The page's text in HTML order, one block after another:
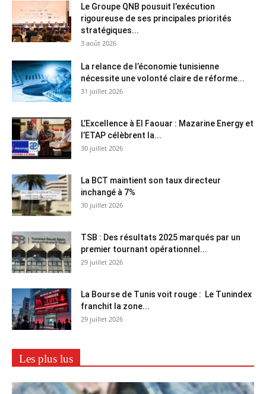
Le Groupe QNB pousuit l’exécution
rigoureuse de ses principales priorités
stratégiques...
3 août 2026
La relance de l’économie tunisienne
nécessite une volonté claire de réforme...
31 juillet 2026
L’Excellence à El Faouar : Mazarine Energy et
l’ETAP célèbrent la...
30 juillet 2026
La BCT maintient son taux directeur
inchangé à 7%
30 juillet 2026
TSB : Des résultats 2025 marqués par un
premier tournant opérationnel...
29 juillet 2026
La Bourse de Tunis voit rouge : Le Tunindex
franchit la zone...
29 juillet 2026
Les plus lus